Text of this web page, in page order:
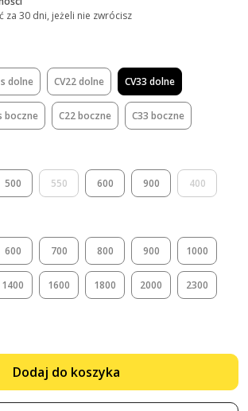
za 30 dni, jeżeli nie zwrócisz
dolne CV22 dolne CV33 dolne
boczne C22 boczne C33 boczne
500 550 600 900 400
600 700 800 900 1000
1400 1600 1800 2000 2300
Dodaj do koszyka